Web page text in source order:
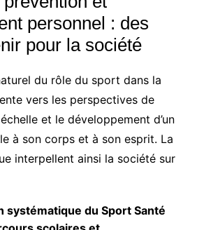
personnel : des
pour la société
du rôle du sport dans la
vers les perspectives de
et le développement d’un
à son corps et à son esprit. La
interpellent ainsi la société sur
systématique du Sport Santé